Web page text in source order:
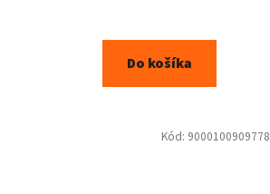
Do košíka
Kód: 9000100909778